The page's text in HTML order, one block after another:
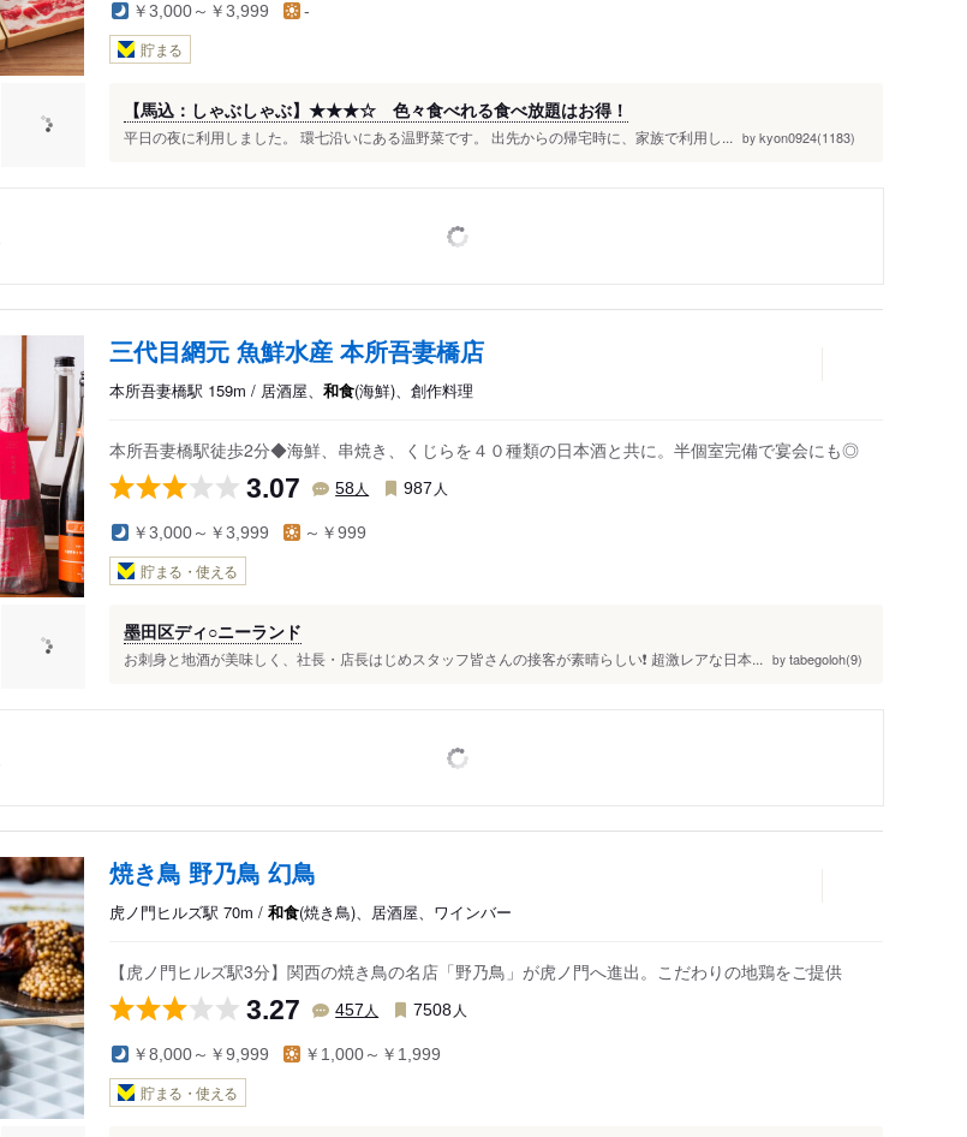
￥3,000～￥3,999 -
貯まる
【馬込：しゃぶしゃぶ】★★★☆ 色々食べれる食べ放題はお得！
平日の夜に利用しました。 環七沿いにある温野菜です。 出先からの帰宅時に、家族で利用し... by kyon0924(1183)
三代目網元 魚鮮水産 本所吾妻橋店
本所吾妻橋駅 159m / 居酒屋、 和食(海鮮)、創作料理
本所吾妻橋駅徒歩2分◆海鮮、串焼き、くじらを４０種類の日本酒と共に。半個室完備で宴会にも◎
3.07 58人 987 人
￥3,000～￥3,999 ～￥999
貯まる・使える
墨田区ディ○ニーランド
お刺身と地酒が美味しく、社長・店長はじめスタッフ皆さんの接客が素晴らしい❗️ 超激レアな日本... by tabegoloh(9)
焼き鳥 野乃鳥 幻鳥
虎ノ門ヒルズ駅 70m / 和食(焼き鳥)、居酒屋、ワインバー
【虎ノ門ヒルズ駅3分】関西の焼き鳥の名店「野乃鳥」が虎ノ門へ進出。こだわりの地鶏をご提供
3.27 457 人 7508 人
￥8,000～￥9,999 ￥1,000～￥1,999
貯まる・使える